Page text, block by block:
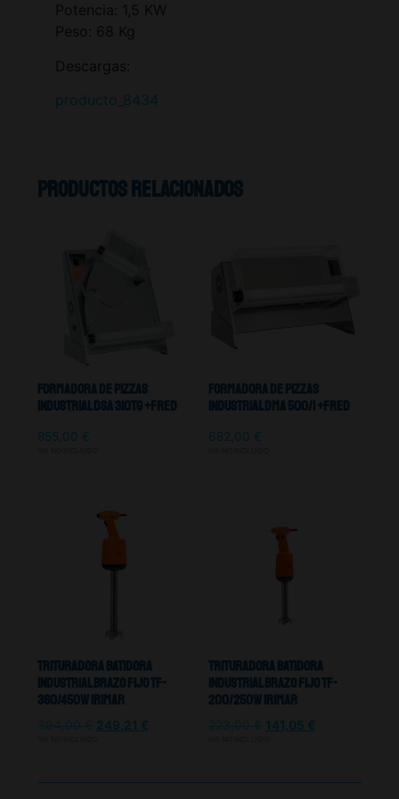
Potencia: 1,5 KW
Peso: 68 Kg
Descargas:
producto_8434
Productos relacionados
Formadora De Pizzas
Industrial DSA 310TG +Fred
855,00 €
Formadora De Pizzas
Industrial DMA 500/1 +Fred
682,00 €
Trituradora Batidora
Industrial Brazo Fijo TF-
360/450W Irimar
249,21 €
Trituradora Batidora
Industrial Brazo Fijo TF-
200/250W Irimar
141,05 €